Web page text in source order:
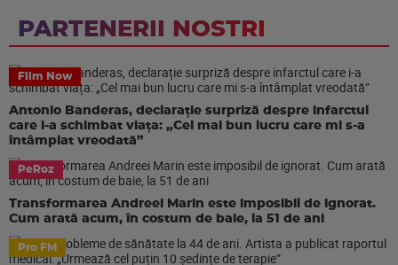
PARTENERII NOSTRI
Film Now
Antonio Banderas, declarație surpriză despre infarctul
care i-a schimbat viața: „Cel mai bun lucru care mi s-a
întâmplat vreodată”
PeRoz
Transformarea Andreei Marin este imposibil de ignorat.
Cum arată acum, în costum de baie, la 51 de ani
Pro FM